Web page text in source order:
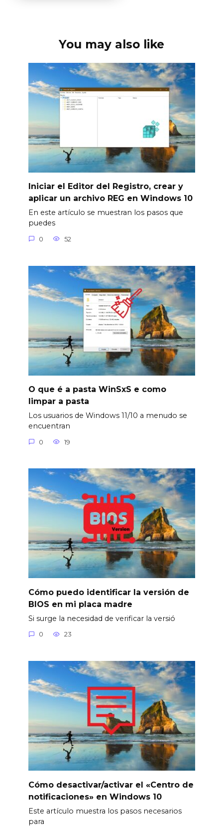
You may also like
Iniciar el Editor del Registro, crear y
aplicar un archivo REG en Windows 10
En este artículo se muestran los pasos que
puedes
0 52
O que é a pasta WinSxS e como
limpar a pasta
Los usuarios de Windows 11/10 a menudo se
encuentran
0 19
Cómo puedo identificar la versión de
BIOS en mi placa madre
Si surge la necesidad de verificar la versió
0 23
Cómo desactivar/activar el «Centro de
notificaciones» en Windows 10
Este artículo muestra los pasos necesarios
para